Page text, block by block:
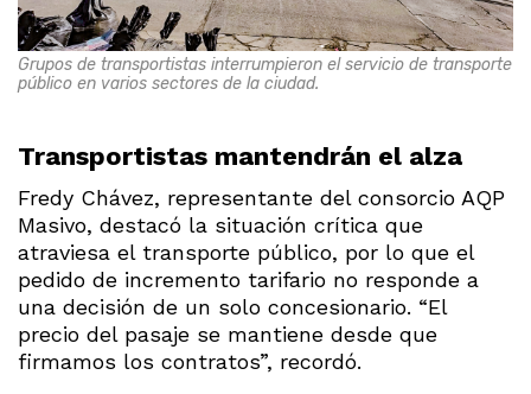
Grupos de transportistas interrumpieron el servicio de transporte
público en varios sectores de la ciudad.
Transportistas mantendrán el alza
Fredy Chávez, representante del consorcio AQP
Masivo, destacó la situación crítica que
atraviesa el transporte público, por lo que el
pedido de incremento tarifario no responde a
una decisión de un solo concesionario. “El
precio del pasaje se mantiene desde que
firmamos los contratos”, recordó.